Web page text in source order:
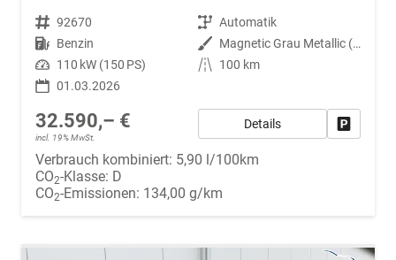
Fahrzeugnr. 92670 Getriebe Automatik
Kraftstoff Benzin Außenfarbe
Magnetic Grau Metallic (S7)
Leistung 110 kW (150 PS) Kilometerstand
100 km
01.03.2026
32.590,– €
incl. 19% MwSt.
Details
Verbrauch kombiniert: 5,90 l/100km
CO2-Klasse: D
CO2-Emissionen: 134,00 g/km